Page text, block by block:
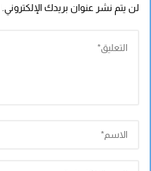
لن يتم نشر عنوان بريدك الإلكتروني.